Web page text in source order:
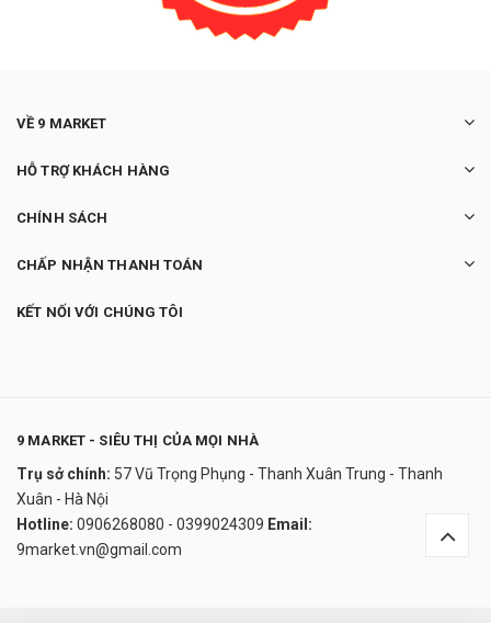
VỀ 9 MARKET
HỖ TRỢ KHÁCH HÀNG
CHÍNH SÁCH
CHẤP NHẬN THANH TOÁN
KẾT NỐI VỚI CHÚNG TÔI
9 MARKET - SIÊU THỊ CỦA MỌI NHÀ
Trụ sở chính: 57 Vũ Trọng Phụng - Thanh Xuân Trung - Thanh
Xuân - Hà Nội
Hotline: 0906268080 - 0399024309 Email:
9market.vn@gmail.com
280.000₫
undefined